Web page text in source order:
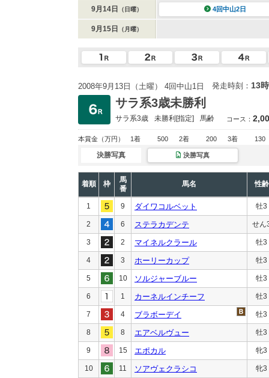
9月14日 （日曜） 4回中山2日
9月15日 （月曜）
2008年9月13日（土曜） 4回中山1日 発走時刻： 13
サラ系3歳未勝利
サラ系3歳 未勝利[指定] 馬齢 コース：
本賞金 （万円） 1着 500 2着 200 3着 130
決勝写真 決勝写真
着順 枠
馬
番
馬名 性齢
1 9 ダイワコルベット 牡3
2 6 ステラカデンテ せん
3 2 マイネルクラール 牡3
4 3 ホーリーカップ 牡3
5 10 ソルジャーブルー 牡3
6 1 カーネルインチーフ 牡3
7 4 ブラボーデイ 牡3
8 8 エアベルヴュー 牡3
9 15 エポカル 牝3
10 11 ソアヴェクラシコ 牝3